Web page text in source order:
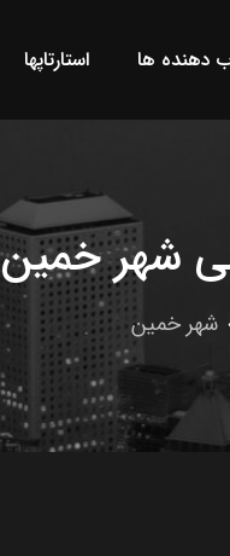
دهنده ها استارتاپها
شهر خمین
شهر خمین